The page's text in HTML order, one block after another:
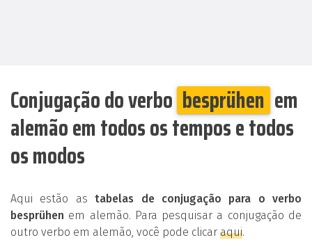
Conjugação do verbo besprühen em
alemão em todos os tempos e todos
os modos
Aqui estão astabelas de conjugação para o verbo
besprühen em alemão. Para pesquisar a conjugação de
outro verbo em alemão, você pode clicar aqui.